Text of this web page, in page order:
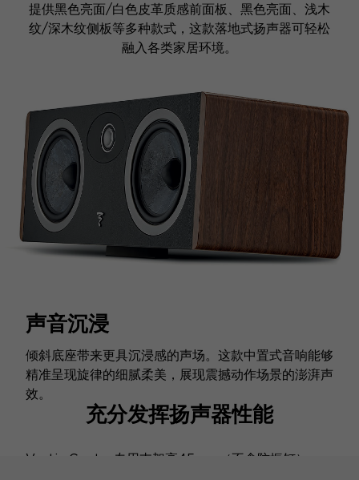
提供黑色亮面/白色皮革质感前面板、黑色亮面、浅木
纹/深木纹侧板等多种款式，这款落地式扬声器可轻松
融入各类家居环境。
声音沉浸
倾斜底座带来更具沉浸感的声场。这款中置式音响能够
精准呈现旋律的细腻柔美，展现震撼动作场景的澎湃声
效。
充分发挥扬声器性能
Vestia Center专用支架高45 cm（不含防振钉），